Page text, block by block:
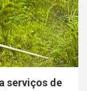
serviços de